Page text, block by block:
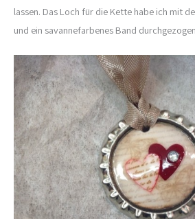
lassen. Das Loch für die Kette habe ich mit
und ein savannefarbenes Band